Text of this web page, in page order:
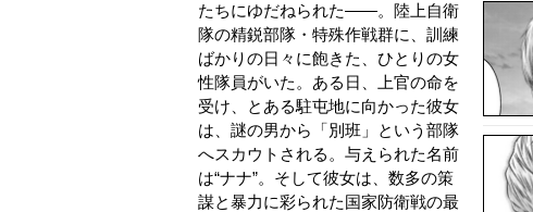
たちにゆだねられた――。陸上自衛
隊の精鋭部隊・特殊作戦群に、訓練
ばかりの日々に飽きた、ひとりの女
性隊員がいた。ある日、上官の命を
受け、とある駐屯地に向かった彼女
は、謎の男から「別班」という部隊
へスカウトされる。与えられた名前
は“ナナ”。そして彼女は、数多の策
謀と暴力に彩られた国家防衛戦の最